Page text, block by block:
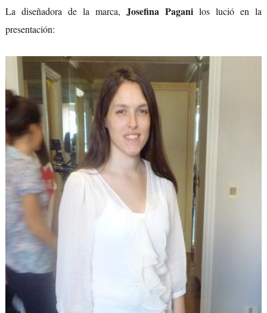
La diseñadora de la marca, Josefina Pagani los lució en la
presentación: